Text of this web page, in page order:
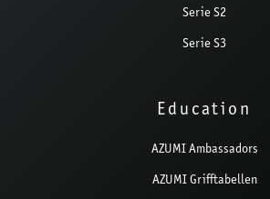
Serie S2
Serie S3
Education
AZUMI Ambassadors
AZUMI Grifftabellen